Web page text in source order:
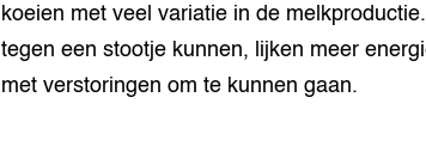
koeien met veel variatie in de
tegen een stootje kunnen, lijken meer
met verstoringen om te kunnen gaan.